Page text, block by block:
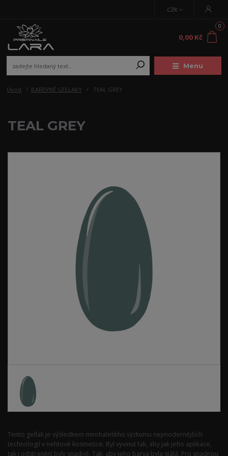
Menu
CZK
0
0,00 Kč
Úvod BAREVNÉ GELLAKY TEAL GREY
TEAL GREY
Tento gellak je výsledkem mnohaletého výzkumu nejmodernějších
technologií v nehtové kosmetice. Byl vyvinut tak, aby jak jeho aplikace,
tak i odstranění byly snadné. Tak, aby jeho barva byla stálá. Pro snadnou